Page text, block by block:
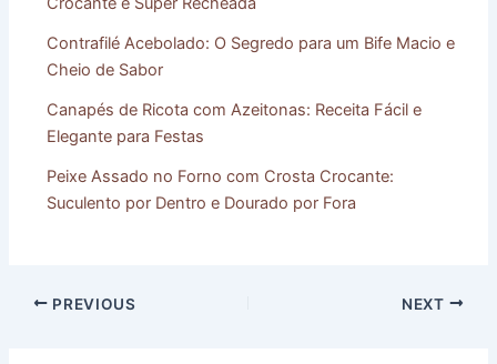
Contrafilé Acebolado: O Segredo para um Bife Macio e
Cheio de Sabor
Canapés de Ricota com Azeitonas: Receita Fácil e
Elegante para Festas
Peixe Assado no Forno com Crosta Crocante:
Suculento por Dentro e Dourado por Fora
PREVIOUS NEXT